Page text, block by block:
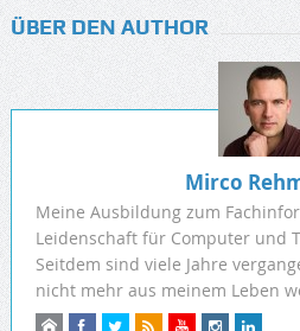
ÜBER DEN AUTHOR
Mirco
Meine Ausbildung zum
Leidenschaft für Computer und
Seitdem sind viele Jahre
nicht mehr aus meinem Leben